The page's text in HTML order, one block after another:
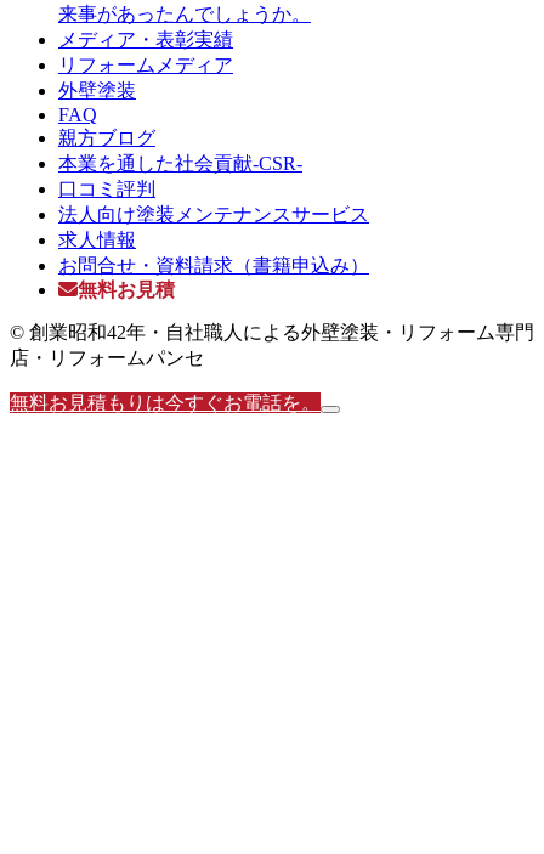
来事があったんでしょうか。
メディア・表彰実績
リフォームメディア
外壁塗装
FAQ
親方ブログ
本業を通した社会貢献-CSR-
口コミ評判
法人向け塗装メンテナンスサービス
求人情報
お問合せ・資料請求（書籍申込み）
無料お見積
© 創業昭和42年・自社職人による外壁塗装・リフォーム専門
店・リフォームパンセ
無料お見積もりは今すぐお電話を。